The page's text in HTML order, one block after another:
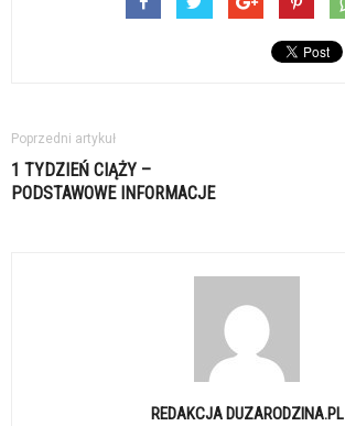
Poprzedni artykuł
1 TYDZIEŃ CIĄŻY –
PODSTAWOWE INFORMACJE
REDAKCJA DUZARODZINA.PL